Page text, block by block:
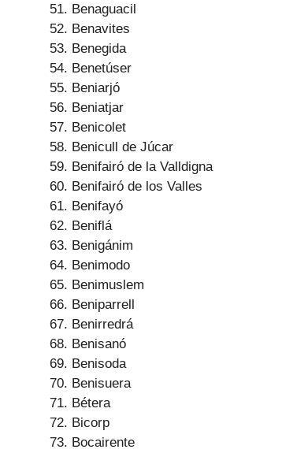
Benaguacil
Benavites
Benegida
Benetúser
Beniarjó
Beniatjar
Benicolet
Benicull de Júcar
Benifairó de la Valldigna
Benifairó de los Valles
Benifayó
Beniflá
Benigánim
Benimodo
Benimuslem
Beniparrell
Benirredrá
Benisanó
Benisoda
Benisuera
Bétera
Bicorp
Bocairente